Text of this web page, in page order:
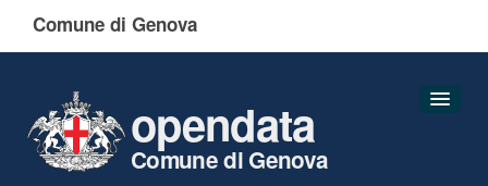
Comune di Genova
opendata
Comune di Genova